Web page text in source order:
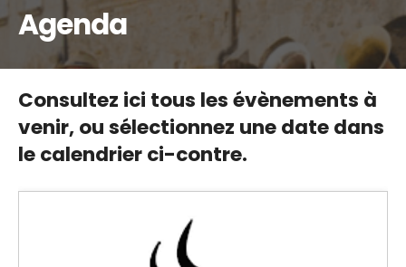
Agenda
Consultez ici tous les évènements à
venir,ou sélectionnez une date dans
le calendrier ci-contre.